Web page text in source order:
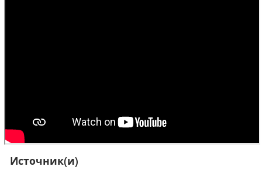
Источник(и)